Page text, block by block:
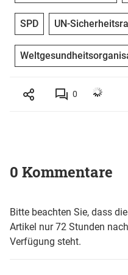
SPD UN-
0
0 Kommentare
Bitte beachten Sie, dass
Artikel nur 72 Stunden
Verfügung steht.